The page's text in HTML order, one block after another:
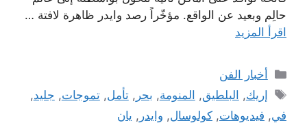
حالِم وبعيد عن الواقع. مؤخّراً رصد وايدر ظاهرة لافتة …
اقرأ المزيد
التصنيفات
أخبار الفن
الوسوم
إريك, البلطيق, المنومة, بحر ,تأمل,تموجات, جليد,
في, فيديوهات, كولوسال, وايدر , يان